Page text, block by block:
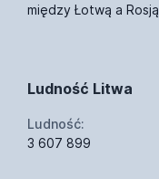
między Łotwą a Rosją
Ludność Litwa
Ludność:
3 607 899